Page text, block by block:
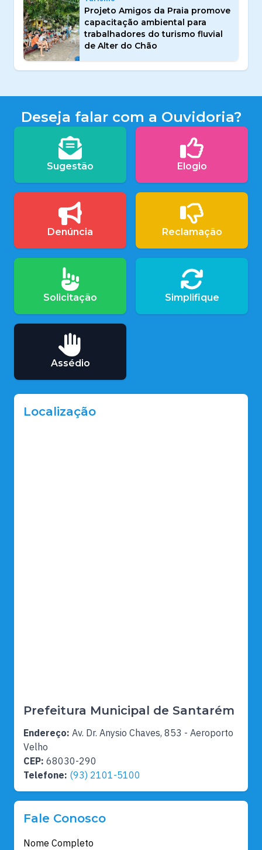
Projeto Amigos da Praia promove
capacitação ambiental para
trabalhadores do turismo fluvial
de Alter do Chão
Deseja falar com a Ouvidoria?
Sugestão Elogio
Denúncia Reclamação
Solicitação Simplifique
Assédio
Localização
Prefeitura Municipal de Santarém
Endereço: Av. Dr. Anysio Chaves, 853 - Aeroporto
Velho
CEP: 68030-290
Telefone: (93) 2101-5100
Fale Conosco
Nome Completo